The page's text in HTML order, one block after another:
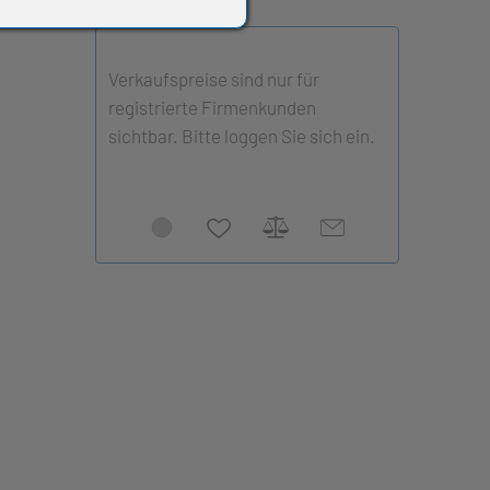
Verkaufspreise sind nur für
registrierte Firmenkunden
sichtbar. Bitte loggen Sie sich ein.